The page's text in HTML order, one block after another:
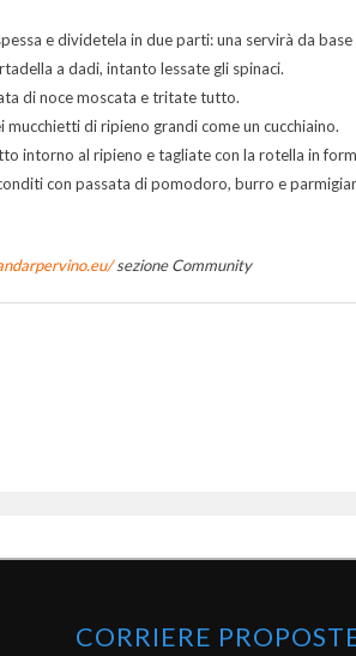
e dividetela in due parti: una servirà da
a dadi, intanto lessate gli spinaci.
di noce moscata e tritate tutto.
di ripieno grandi come un cucchiaino.
intorno al ripieno e tagliate con la rotella in
con passata di pomodoro, burro e
sezione Community
CORRIERE